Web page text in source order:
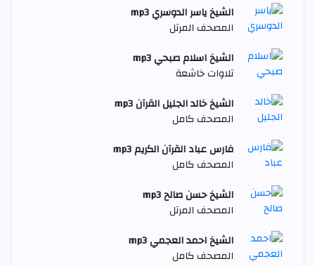
الشيخ ياسر الدوسري mp3
المصحف المرتل
الشيخ اسلام صبحي mp3
تلاوات خاشعة
الشيخ خالد الجليل القرآن mp3
المصحف كامل
فارس عباد القرآن الكريم mp3
المصحف كامل
الشيخ حسن صالح mp3
المصحف المرتل
الشيخ احمد العجمي mp3
المصحف كامل